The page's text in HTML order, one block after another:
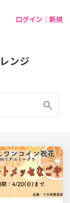
ログイン｜新規
ンジ
search